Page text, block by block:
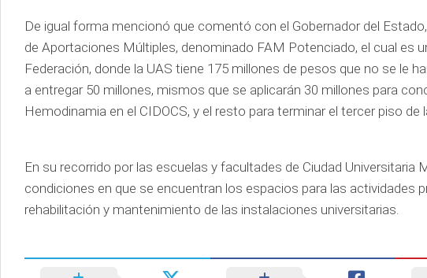
De igual forma mencionó que comentó con el Gobernador del
de Aportaciones Múltiples, denominado FAM Potenciado, el cual es
Federación, donde la UAS tiene 175 millones de pesos que no se le
a entregar 50 millones, mismos que se aplicarán 30 millones para
Hemodinamia en el CIDOCS, y el resto para terminar el tercer piso
En su recorrido por las escuelas y facultades de Ciudad
condiciones en que se encuentran los espacios para las actividades
rehabilitación y mantenimiento de las instalaciones universitarias.